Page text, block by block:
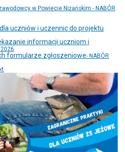
w Powiecie Niżańskim - NABÓR
uczniów i uczennic do projektu
informacji uczniom i
formularze zgłoszeniowe- NABÓR